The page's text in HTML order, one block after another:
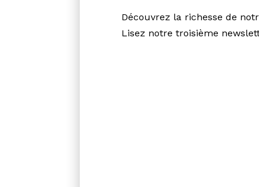
Découvrez la richesse de
Lisez notre troisième